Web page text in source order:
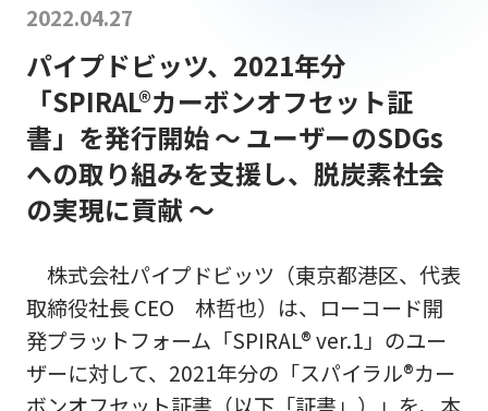
2022.04.27
パイプドビッツ、2021年分
「SPIRAL®カーボンオフセット証
書」を発行開始 ～ ユーザーのSDGs
への取り組みを支援し、脱炭素社会
の実現に貢献 ～
株式会社パイプドビッツ（東京都港区、代表
取締役社長 CEO 林哲也）は、ローコード開
発プラットフォーム「SPIRAL® ver.1」のユー
ザーに対して、2021年分の「スパイラル®カー